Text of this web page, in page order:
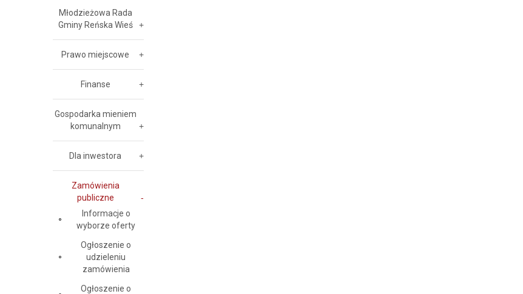
Młodzieżowa Rada
Gminy Reńska Wieś
Prawo miejscowe
Finanse
Gospodarka mieniem
komunalnym
Dla inwestora
Zamówienia
publiczne
Informacje o
wyborze oferty
Ogłoszenie o
udzieleniu
zamówienia
Ogłoszenie o